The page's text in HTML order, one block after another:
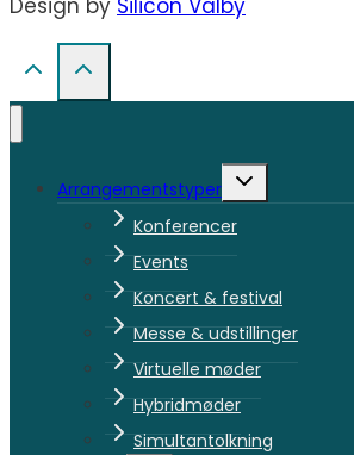
Arrangementstyper
Skift
Konferencer
Events
Koncert & festival
Messe & udstillinger
Virtuelle møder
Hybridmøder
Simultantolkning